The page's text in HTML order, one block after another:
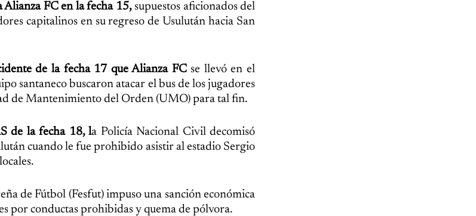
Alianza FC en la fecha 15,supuestos aficionados del
capitalinos en su regreso de Usulután hacia San
de la fecha 17 que Alianza FCse llevó en el
santaneco buscaron atacar el bus de los jugadores
de Mantenimiento del Orden (UMO) para tal fin.
de la fecha 18, la Policía Nacional Civil decomisó
cuando le fue prohibido asistir al estadio Sergio
de Fútbol (Fesfut) impuso una sanción económica
por conductas prohibidas y quema de pólvora.